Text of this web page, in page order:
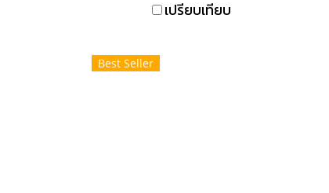
เปรียบเทียบ
Best Seller